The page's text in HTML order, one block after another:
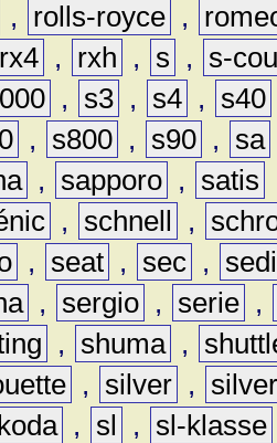
, rolls-royce ,
rx4 , rxh , s ,
s-
, s3 , s4 , s40
, s800 , s90 , sa
, sapporo , satis
, schnell ,
, seat , sec ,
, sergio , serie ,
, shuma ,
, silver ,
, sl , sl-klasse